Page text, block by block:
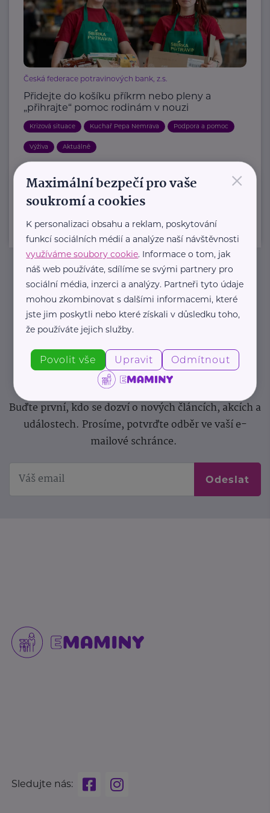
Česká federace potravinových bank, z.s.
Přidejte do košíku příkrm nebo pleny a
„přihrajte“ pomoc rodinám v nouzi
Krizová situace Kuchař Pepa Nemrava Podpora a pomoc
Výživa Aktuálně
Další články
Newsletter
Pravidelný přísun novinek, inspirace na každý den,
Newsletter webu eMaminy.cz. Přihlaste se k jeho
odběru a čtěte o tématech, které vám pomohou
v náročném období nebo zpříjemní rodinný život.
Buďte první, kdo se dozví o nových článcích, akcích a
událostech. Prosíme, potvrďte odběr ve vaší e-
mailové schránce.
Odeslat
Sledujte nás:
×
Maximální bezpečí pro vaše
soukromí a cookies
K personalizaci obsahu a reklam, poskytování
funkcí sociálních médií a analýze naší návštěvnosti
využíváme soubory cookie. Informace o tom, jak
náš web používáte, sdílíme se svými partnery pro
sociální média, inzerci a analýzy. Partneři tyto údaje
mohou zkombinovat s dalšími informacemi, které
jste jim poskytli nebo které získali v důsledku toho,
že používáte jejich služby.
Povolit vše Upravit Odmítnout